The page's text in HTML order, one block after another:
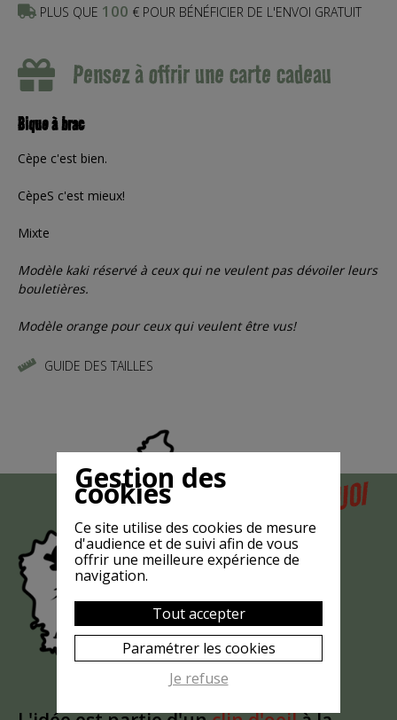
PLUS QUE 100 € POUR BÉNÉFICIER DE L'ENVOI GRATUIT
Pensez à offrir une carte cadeau
Bique à brac
Cèpe c'est bien.
CèpeS c'est mieux!
Mixte
Modèle kaki réservé à ceux qui ne veulent pas dévoiler leurs
bouletières.
Modèle orange pour ceux qui veulent être vus!
GUIDE DES TAILLES
MAIS POURQUOI
LA CHÈVRE
EST-ELLE
MASQUÉE
?
Gestion des
cookies
Ce site utilise des cookies de mesure
d'audience et de suivi afin de vous
offrir une meilleure expérience de
navigation.
Tout accepter
Paramétrer les cookies
Je refuse